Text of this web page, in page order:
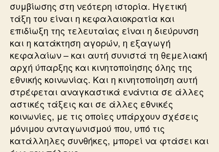
συμβίωσης στη νεότερη ιστορία. Ηγετική
τάξη του είναι η κεφαλαιοκρατία και
επιδίωξη της τελευταίας είναι η διεύρυνση
και η κατάκτηση αγορών, η εξαγωγή
κεφαλαίων – και αυτή συνιστά τη θεμελιακή
αρχή ύπαρξης και κινητοποίησης όλης της
εθνικής κοινωνίας. Και η κινητοποίηση αυτή
στρέφεται αναγκαστικά ενάντια σε άλλες
αστικές τάξεις και σε άλλες εθνικές
κοινωνίες, με τις οποίες υπάρχουν σχέσεις
μόνιμου ανταγωνισμού που, υπό τις
κατάλληλες συνθήκες, μπορεί να φτάσει και